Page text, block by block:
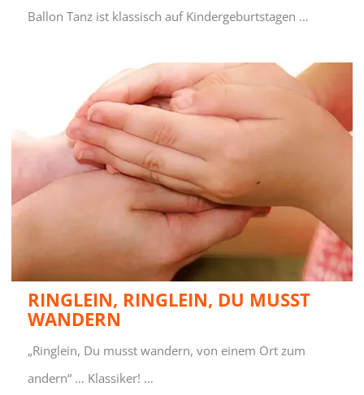
Ballon Tanz ist klassisch auf Kindergeburtstagen …
RINGLEIN, RINGLEIN, DU MUSST
WANDERN
„Ringlein, Du musst wandern, von einem Ort zum
andern“ … Klassiker! …